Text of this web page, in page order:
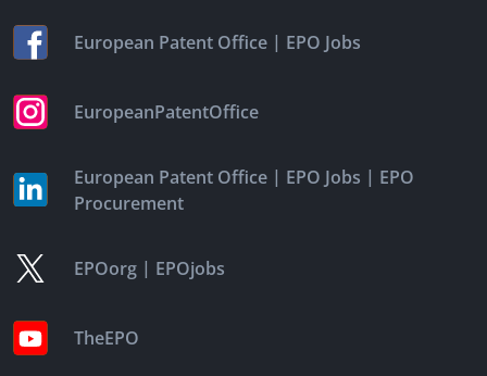
European Patent Office | EPO Jobs
EuropeanPatentOffice
European Patent Office | EPO Jobs | EPO
Procurement
EPOorg | EPOjobs
TheEPO